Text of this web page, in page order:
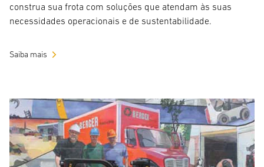
construa sua frota com soluções que atendam às suas
necessidades operacionais e de sustentabilidade.
Saiba mais